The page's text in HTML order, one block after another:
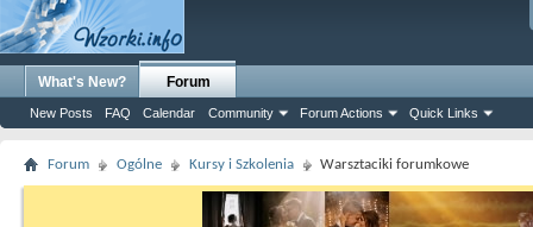
What's New? Forum
New Posts FAQ Calendar Community Forum Actions Quick Links
Forum Ogólne Kursy i Szkolenia Warsztaciki forumkowe